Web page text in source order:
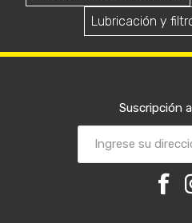
Lubricación y
Suscripción